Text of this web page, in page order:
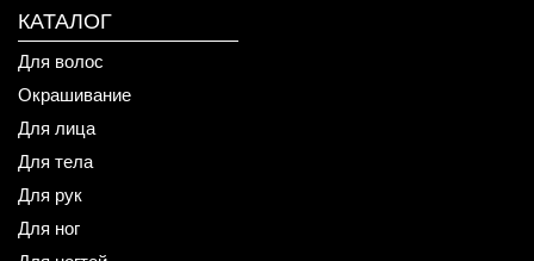
КАТАЛОГ
Для волос
Окрашивание
Для лица
Для тела
Для рук
Для ног